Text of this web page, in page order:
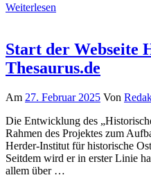
Weiterlesen
Start der Webseite
Thesaurus.de
Am 27. Februar 2025 Von
Die Entwicklung des
Rahmen des Projektes zum
Herder-Institut für historische
Seitdem wird er in erster Linie
allem über …